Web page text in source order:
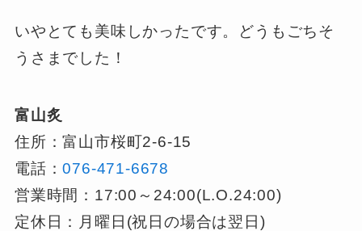
いやとても美味しかったです。どうもごちそ
うさまでした！
富山炙
住所：富山市桜町2-6-15
電話：076-471-6678
営業時間：17:00～24:00(L.O.24:00)
定休日：月曜日(祝日の場合は翌日)